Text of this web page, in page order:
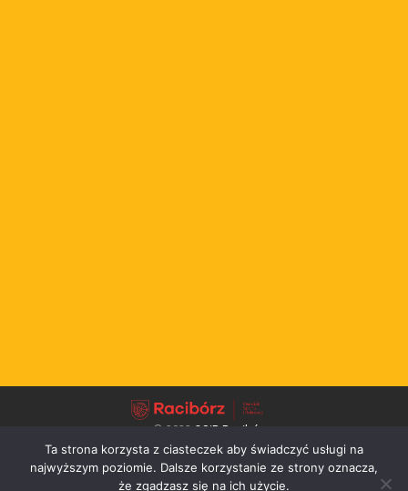
© 2022 OSiR Racibórz
↑
Ta strona korzysta z ciasteczek aby świadczyć usługi na
najwyższym poziomie. Dalsze korzystanie ze strony oznacza,
że zgadzasz się na ich użycie.